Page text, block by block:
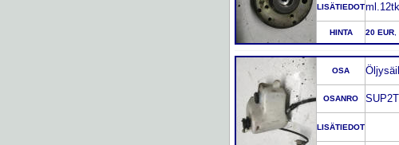
LISÄTIEDOT
HINTA 20 EUR
OSA
OSANRO
LISÄTIEDOT